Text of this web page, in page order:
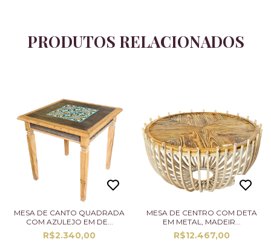
PRODUTOS RELACIONADOS
MESA DE CANTO QUADRADA
COM AZULEJO EM DE...
R$2.340,00
MESA DE CENTRO COM DETA
EM METAL, MADEIR...
R$12.467,00